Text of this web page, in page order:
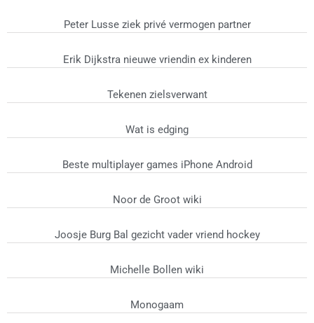
Peter Lusse ziek privé vermogen partner
Erik Dijkstra nieuwe vriendin ex kinderen
Tekenen zielsverwant
Wat is edging
Beste multiplayer games iPhone Android
Noor de Groot wiki
Joosje Burg Bal gezicht vader vriend hockey
Michelle Bollen wiki
Monogaam